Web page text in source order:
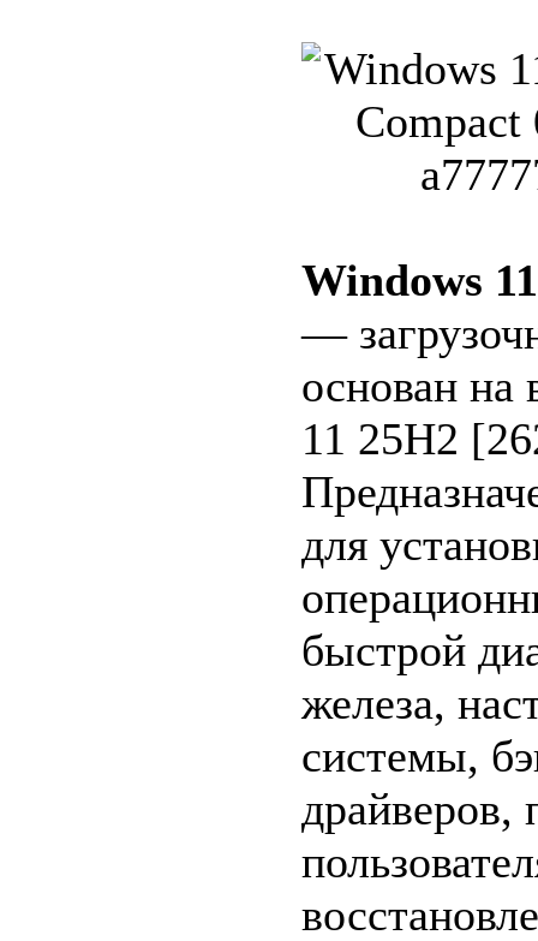
Windows
—
основан на
11 25H2
для
быстрой
железа,
системы,
драйверов,